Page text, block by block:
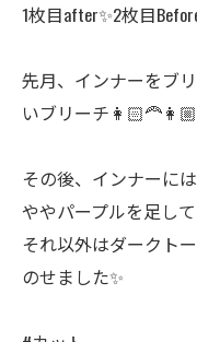
1枚目after✨2枚目
先月、インナーをブ
いブリーチ👩🏻‍🦰👩🏼
その後、インナーに
ややパープルを足して
それ以外はダークト
のせました✨